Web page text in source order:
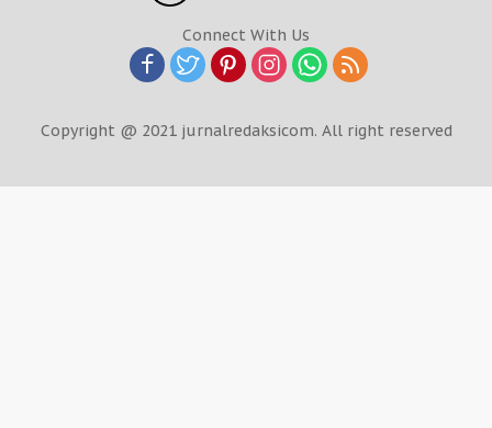
Connect With Us
Copyright @ 2021 jurnalredaksicom. All right reserved